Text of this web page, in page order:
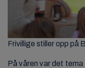
Frivillige stiller opp på
På våren var det